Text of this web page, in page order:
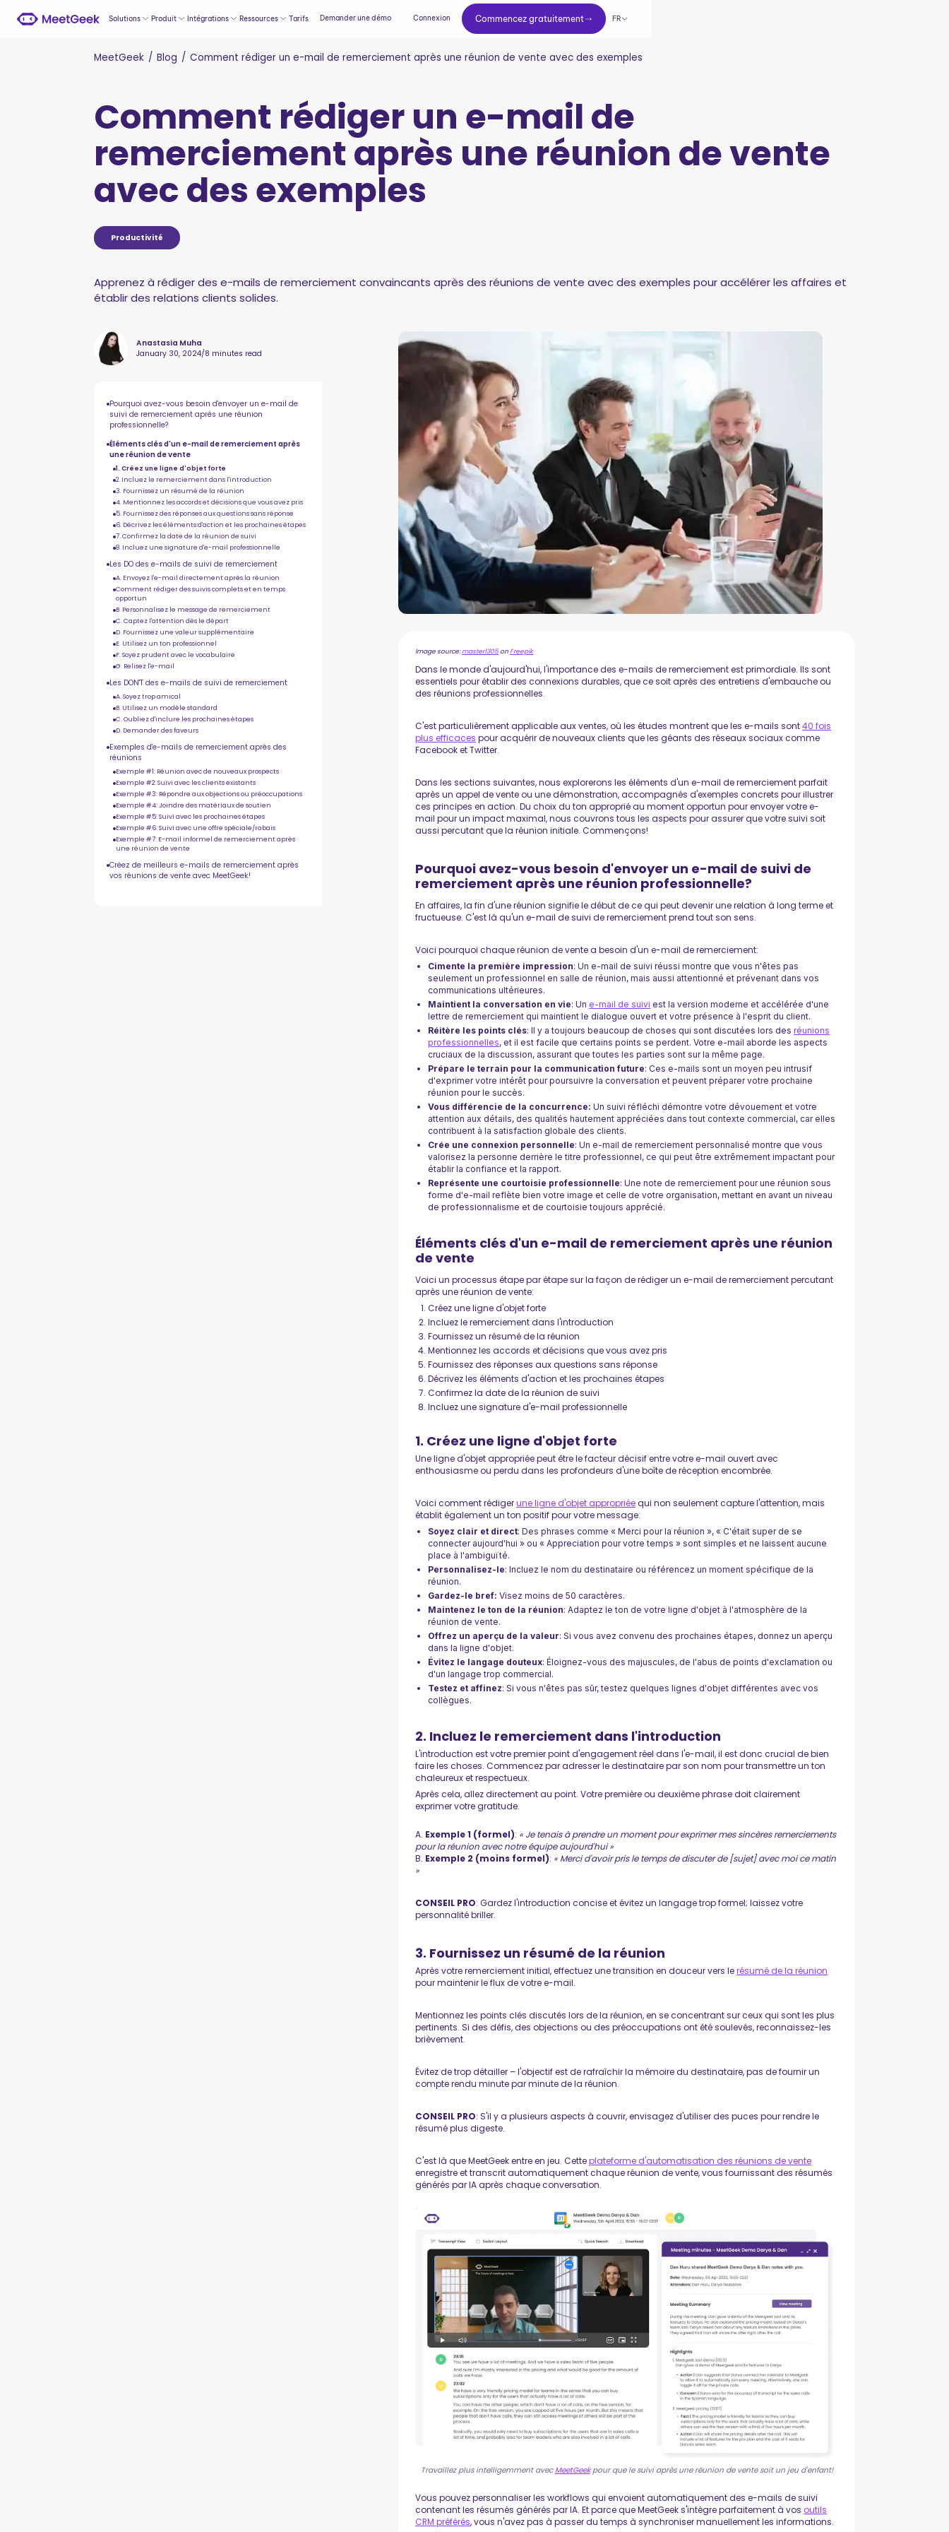
Solutions Produit Intégrations Ressources Tarifs Demander une démo Connexion Commencez gratuitement
Commencez gratuitement
FR
MeetGeek / Blog / Comment rédiger un e-mail de remerciement après une réunion de vente avec des exemples
Comment rédiger un e-mail de
remerciement après une réunion de vente
avec des exemples
Productivité
Apprenez à rédiger des e-mails de remerciement convaincants après des réunions de vente avec des exemples pour accélérer les affaires et
établir des relations clients solides.
Anastasia Muha
January 30, 2024/8 minutes read
Pourquoi avez-vous besoin d'envoyer un e-mail de
suivi de remerciement après une réunion
professionnelle?
Éléments clés d'un e-mail de remerciement après
une réunion de vente
1. Créez une ligne d'objet forte
2. Incluez le remerciement dans l'introduction
3. Fournissez un résumé de la réunion
4. Mentionnez les accords et décisions que vous avez pris
5. Fournissez des réponses aux questions sans réponse
6. Décrivez les éléments d'action et les prochaines étapes
7. Confirmez la date de la réunion de suivi
8. Incluez une signature d'e-mail professionnelle
Les DO des e-mails de suivi de remerciement
A. Envoyez l'e-mail directement après la réunion
Comment rédiger des suivis complets et en temps
opportun
B. Personnalisez le message de remerciement
C. Captez l'attention dès le départ
D. Fournissez une valeur supplémentaire
E. Utilisez un ton professionnel
F. Soyez prudent avec le vocabulaire
G. Relisez l'e-mail
Les DON'T des e-mails de suivi de remerciement
A. Soyez trop amical
B. Utilisez un modèle standard
C. Oubliez d'inclure les prochaines étapes
D. Demander des faveurs
Exemples d'e-mails de remerciement après des
réunions
Exemple #1: Réunion avec de nouveaux prospects
Exemple #2: Suivi avec les clients existants
Exemple #3: Répondre aux objections ou préoccupations
Exemple #4: Joindre des matériaux de soutien
Exemple #5: Suivi avec les prochaines étapes
Exemple #6: Suivi avec une offre spéciale/rabais
Exemple #7: E-mail informel de remerciement après
une réunion de vente
Créez de meilleurs e-mails de remerciement après
vos réunions de vente avec MeetGeek!
Image source:master1305onFreepik
Dans le monde d'aujourd'hui, l'importance des e-mails de remerciement est primordiale. Ils sont
essentiels pour établir des connexions durables, que ce soit après des entretiens d'embauche ou
des réunions professionnelles.
C'est particulièrement applicable aux ventes, où les études montrent que les e-mails sont40 fois
plus efficaces pour acquérir de nouveaux clients que les géants des réseaux sociaux comme
Facebook et Twitter.
Dans les sections suivantes, nous explorerons les éléments d'un e-mail de remerciement parfait
après un appel de vente ou une démonstration, accompagnés d'exemples concrets pour illustrer
ces principes en action. Du choix du ton approprié au moment opportun pour envoyer votre e-
mail pour un impact maximal, nous couvrons tous les aspects pour assurer que votre suivi soit
aussi percutant que la réunion initiale. Commençons!
Pourquoi avez-vous besoin d'envoyer un e-mail de suivi de
remerciement après une réunion professionnelle?
En affaires, la fin d'une réunion signifie le début de ce qui peut devenir une relation à long terme et
fructueuse. C'est là qu'un e-mail de suivi de remerciement prend tout son sens.
Voici pourquoi chaque réunion de vente a besoin d'un e-mail de remerciement:
Cimente la première impression: Un e-mail de suivi réussi montre que vous n'êtes pas
seulement un professionnel en salle de réunion, mais aussi attentionné et prévenant dans vos
communications ultérieures.
Maintient la conversation en vie: Un e-mail de suivi est la version moderne et accélérée d'une
lettre de remerciement qui maintient le dialogue ouvert et votre présence à l'esprit du client.
Réitère les points clés: Il y a toujours beaucoup de choses qui sont discutées lors desréunions
professionnelles, et il est facile que certains points se perdent. Votre e-mail aborde les aspects
cruciaux de la discussion, assurant que toutes les parties sont sur la même page.
Prépare le terrain pour la communication future: Ces e-mails sont un moyen peu intrusif
d'exprimer votre intérêt pour poursuivre la conversation et peuvent préparer votre prochaine
réunion pour le succès.
Vous différencie de la concurrence:Un suivi réfléchi démontre votre dévouement et votre
attention aux détails, des qualités hautement appréciées dans tout contexte commercial, car elles
contribuent à la satisfaction globale des clients.
Crée une connexion personnelle: Un e-mail de remerciement personnalisé montre que vous
valorisez la personne derrière le titre professionnel, ce qui peut être extrêmement impactant pour
établir la confiance et la rapport.
Représente une courtoisie professionnelle: Une note de remerciement pour une réunion sous
forme d'e-mail reflète bien votre image et celle de votre organisation, mettant en avant un niveau
de professionnalisme et de courtoisie toujours apprécié.
Éléments clés d'un e-mail de remerciement après une réunion
de vente
Voici un processus étape par étape sur la façon de rédiger un e-mail de remerciement percutant
après une réunion de vente:
Créez une ligne d'objet forte
Incluez le remerciement dans l'introduction
Fournissez un résumé de la réunion
Mentionnez les accords et décisions que vous avez pris
Fournissez des réponses aux questions sans réponse
Décrivez les éléments d'action et les prochaines étapes
Confirmez la date de la réunion de suivi
Incluez une signature d'e-mail professionnelle
1. Créez une ligne d'objet forte
Une ligne d'objet appropriée peut être le facteur décisif entre votre e-mail ouvert avec
enthousiasme ou perdu dans les profondeurs d'une boîte de réception encombrée.
Voici comment rédigerune ligne d'objet appropriéequi non seulement capture l'attention, mais
établit également un ton positif pour votre message:
Soyez clair et direct: Des phrases comme « Merci pour la réunion », « C'était super de se
connecter aujourd'hui » ou « Appreciation pour votre temps » sont simples et ne laissent aucune
place à l'ambiguïté.
Personnalisez-le: Incluez le nom du destinataire ou référencez un moment spécifique de la
réunion.
Gardez-le bref: Visez moins de 50 caractères.
Maintenez le ton de la réunion: Adaptez le ton de votre ligne d'objet à l'atmosphère de la
réunion de vente.
Offrez un aperçu de la valeur: Si vous avez convenu des prochaines étapes, donnez un aperçu
dans la ligne d'objet.
Évitez le langage douteux: Éloignez-vous des majuscules, de l'abus de points d'exclamation ou
d'un langage trop commercial.
Testez et affinez: Si vous n'êtes pas sûr, testez quelques lignes d'objet différentes avec vos
collègues.
2. Incluez le remerciement dans l'introduction
L'introduction est votre premier point d'engagement réel dans l'e-mail, il est donc crucial de bien
faire les choses. Commencez par adresser le destinataire par son nom pour transmettre un ton
chaleureux et respectueux.
Après cela, allez directement au point. Votre première ou deuxième phrase doit clairement
exprimer votre gratitude.
A. Exemple 1 (formel): « Je tenais à prendre un moment pour exprimer mes sincères remerciements
pour la réunion avec notre équipe aujourd'hui »
B. Exemple 2 (moins formel): « Merci d'avoir pris le temps de discuter de [sujet] avec moi ce matin
»
CONSEIL PRO: Gardez l'introduction concise et évitez un langage trop formel; laissez votre
personnalité briller.
3. Fournissez un résumé de la réunion
Après votre remerciement initial, effectuez une transition en douceur vers lerésumé de la réunion
pour maintenir le flux de votre e-mail.
Mentionnez les points clés discutés lors de la réunion, en se concentrant sur ceux qui sont les plus
pertinents. Si des défis, des objections ou des préoccupations ont été soulevés, reconnaissez-les
brièvement.
Évitez de trop détailler – l'objectif est de rafraîchir la mémoire du destinataire, pas de fournir un
compte rendu minute par minute de la réunion.
CONSEIL PRO: S'il y a plusieurs aspects à couvrir, envisagez d'utiliser des puces pour rendre le
résumé plus digeste.
C'est là que MeetGeek entre en jeu. Cetteplateforme d'automatisation des réunions de vente
enregistre et transcrit automatiquement chaque réunion de vente, vous fournissant des résumés
générés par IA après chaque conversation.
Travaillez plus intelligemment avec MeetGeekpour que le suivi après une réunion de vente soit un jeu d'enfant!
Vous pouvez personnaliser les workflows qui envoient automatiquement des e-mails de suivi
contenant les résumés générés par IA. Et parce que MeetGeek s'intègre parfaitement à vos outils
CRM préférés, vous n'avez pas à passer du temps à synchroniser manuellement les informations.